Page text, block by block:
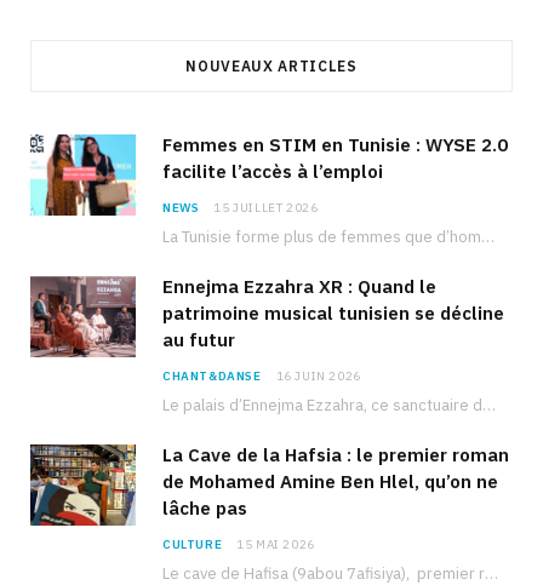
NOUVEAUX ARTICLES
Femmes en STIM en Tunisie : WYSE 2.0
facilite l’accès à l’emploi
NEWS 15 JUILLET 2026
La Tunisie forme plus de femmes que d’hommes dans les filières scientifiques. Pourtant, pour beaucoup…
Ennejma Ezzahra XR : Quand le
patrimoine musical tunisien se décline
au futur
CHANT&DANSE 16 JUIN 2026
Le palais d’Ennejma Ezzahra, ce sanctuaire de la musique tunisienne et méditerranéenne construit par le…
La Cave de la Hafsia : le premier roman
de Mohamed Amine Ben Hlel, qu’on ne
lâche pas
CULTURE 15 MAI 2026
Le cave de Hafisa (9abou 7afisiya), premier roman du journaliste tunisien Mohamed Amine Ben Hlel,…